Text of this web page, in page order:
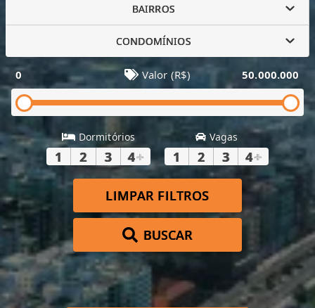
BAIRROS
CONDOMÍNIOS
0 Valor (R$) 50.000.000
Dormitórios
1 2 3 4+
Vagas
1 2 3 4+
LIMPAR FILTROS
BUSCAR